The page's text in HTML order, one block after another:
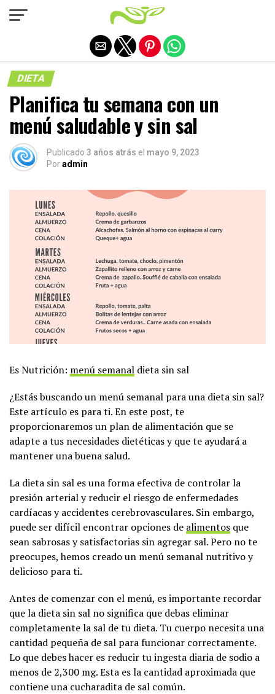
DIETA
Planifica tu semana con un
menú saludable y sin sal
Publicado 3 años atrás el mayo 9, 2023
Poradmin
Es Nutrición: menú semanal dieta sin sal
¿Estás buscando un menú semanal para una dieta sin sal?
Este artículo es para ti. En este post, te
proporcionaremos un plan de alimentación que se
adapte a tus necesidades dietéticas y que te ayudará a
mantener una buena salud.
La dieta sin sal es una forma efectiva de controlar la
presión arterial y reducir el riesgo de enfermedades
cardíacas y accidentes cerebrovasculares. Sin embargo,
puede ser difícil encontrar opciones de alimentos que
sean sabrosas y satisfactorias sin agregar sal. Pero no te
preocupes, hemos creado un menú semanal nutritivo y
delicioso para ti.
Antes de comenzar con el menú, es importante recordar
que la dieta sin sal no significa que debas eliminar
completamente la sal de tu dieta. Tu cuerpo necesita una
cantidad pequeña de sal para funcionar correctamente.
Lo que debes hacer es reducir tu ingesta diaria de sodio a
menos de 2,300 mg. Esta es la cantidad aproximada que
contiene una cucharadita de sal común.
Salir de la versión móvil